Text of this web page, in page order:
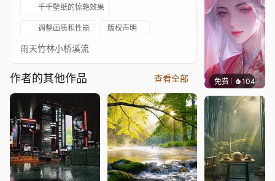
千千壁纸的惊艳效果
调整画质和性能 版权声明
雨天竹林小桥溪流
作者的其他作品 查看全部 免费 104豆子